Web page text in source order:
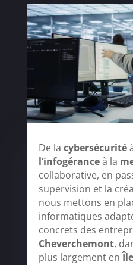
De la cybersécurité
l’infogéranceà la
collaborative, en
supervision et la
nous mettons en
informatiques
concrets des
Cheverchemont,
plus largement en